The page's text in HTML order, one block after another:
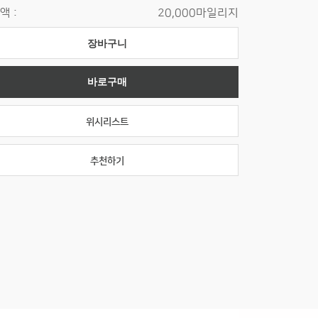
: 20,000마일리지
장바구니
바로구매
위시리스트
추천하기